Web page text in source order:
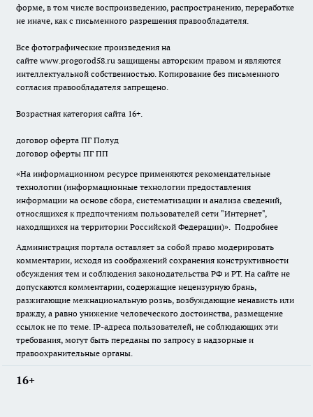
форме, в том числе воспроизведению, распространению, переработке
не иначе, как с письменного разрешения правообладателя.
Все фотографические произведения на
сайте www.progorod58.ru защищены авторским правом и являются
интеллектуальной собственностью. Копирование без письменного
согласия правообладателя запрещено.
Возрастная категория сайта 16+.
договор оферта ПГ Полуд
договор оферты ПГ ПП
«На информационном ресурсе применяются рекомендательные
технологии (информационные технологии предоставления
информации на основе сбора, систематизации и анализа сведений,
относящихся к предпочтениям пользователей сети "Интернет",
находящихся на территории Российской Федерации)». Подробнее
Администрация портала оставляет за собой право модерировать
комментарии, исходя из соображений сохранения конструктивности
обсуждения тем и соблюдения законодательства РФ и РТ. На сайте не
допускаются комментарии, содержащие нецензурную брань,
разжигающие межнациональную рознь, возбуждающие ненависть или
вражду, а равно унижение человеческого достоинства, размещение
ссылок не по теме. IP-адреса пользователей, не соблюдающих эти
требования, могут быть переданы по запросу в надзорные и
правоохранительные органы.
16+